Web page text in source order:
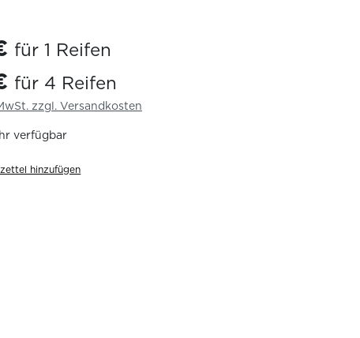
für 1 Reifen
für 4 Reifen
zzgl. Versandkosten
verfügbar
hinzufügen